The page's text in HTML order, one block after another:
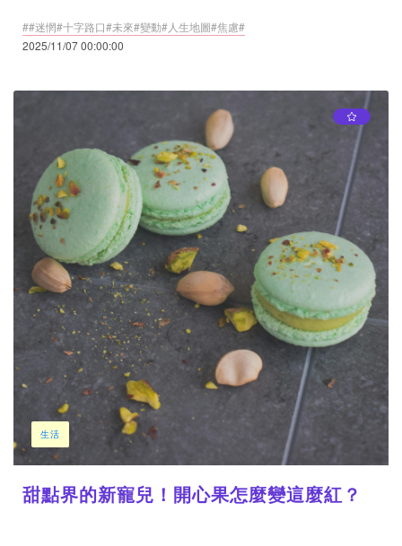
##迷惘#十字路口#未來#變動#人生地圖#焦慮#
2025/11/07 00:00:00
生活
甜點界的新寵兒！開心果怎麼變這麼紅？